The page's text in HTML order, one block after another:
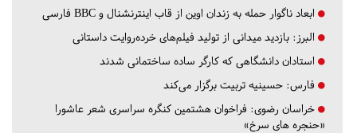
ابعاد ناگوار حمله به زندان اوین از قاب اینترنشنال و BBC فارسی
البرز: بازدید میدانی از تولید فیلم‌های خرده‌روایت داستانی
استادان دانشگاهی که کارگر ساده ساختمانی شدند
فارس: حسینیه تربیت برگزار می‌کند
خراسان رضوی: فراخوان هشتمین کنگره سراسری شعر عاشورا
«حنجره های سرخ»